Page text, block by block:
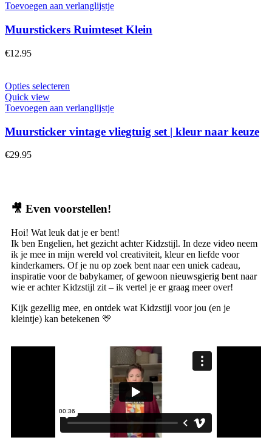
Toevoegen aan verlanglijstje
Muurstickers Ruimteset Klein
€12.95
Opties selecteren
Quick view
Toevoegen aan verlanglijstje
Muursticker vintage vliegtuig set | kleur naar keuze
€29.95
🎥 Even voorstellen!
Hoi! Wat leuk dat je er bent!
Ik ben Engelien, het gezicht achter Kidzstijl. In deze video neem
ik je mee in mijn wereld vol creativiteit, kleur en liefde voor
kinderkamers. Of je nu op zoek bent naar een uniek cadeau,
inspiratie voor de babykamer, of gewoon nieuwsgierig bent naar
wie er achter Kidzstijl zit – ik vertel je er graag meer over!
Kijk gezellig mee, en ontdek wat Kidzstijl voor jou (en je
kleintje) kan betekenen 💛